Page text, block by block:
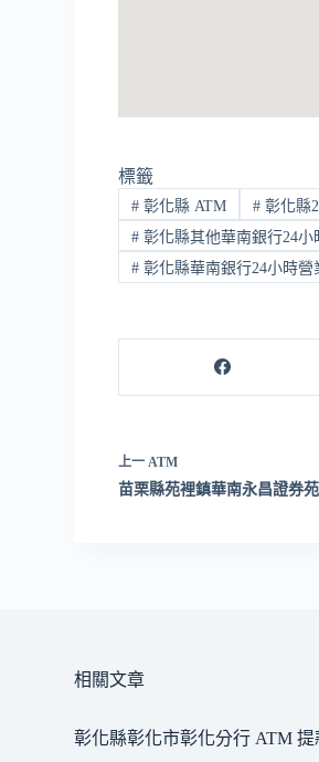
標籤
# 彰化縣 ATM #彰化縣
# 彰化縣其他華南銀行24小
# 彰化縣華南銀行24小時營
上一 ATM
苗栗縣苑裡鎮華南永昌證券
相關文章
彰化縣彰化市彰化分行 ATM 提